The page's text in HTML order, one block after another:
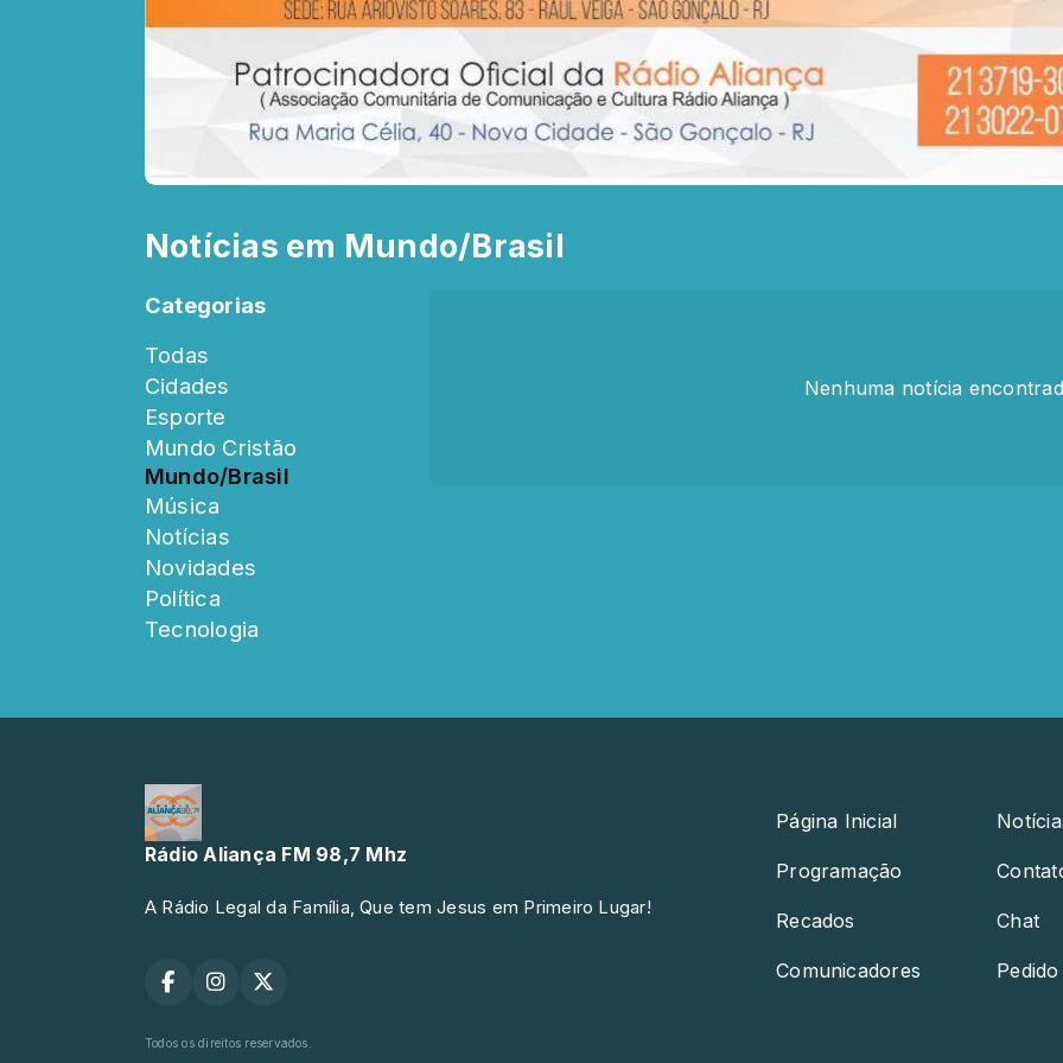
Notícias em Mundo/Brasil
Categorias
Todas
Cidades
Esporte
Mundo Cristão
Mundo/Brasil
Música
Notícias
Novidades
Política
Tecnologia
Nenhuma notícia
Rádio Aliança FM 98,7 Mhz
A Rádio Legal da Família, Que tem Jesus em Primeiro Lugar!
Página Inicial
Programação
Recados
Comunicadores
Chat
Todos os direitos reservados.